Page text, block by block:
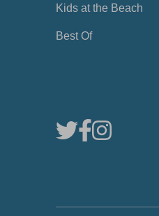
Kids at the Beach
Best Of